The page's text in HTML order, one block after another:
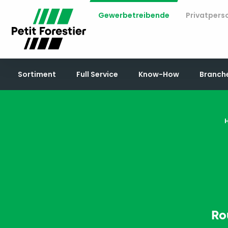
Gewerbetreibende
Sortiment Full Service Know-How